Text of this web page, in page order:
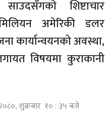
साउदसँगको शिष्टाचार
अमेरिकी डलर
कार्यान्वयनको अवस्था,
विषयमा कुराकानी
शुक्रबार १० : ३५ बजे